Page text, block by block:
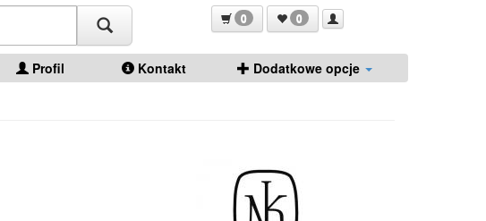
0 0
Profil Kontakt Dodatkowe opcje